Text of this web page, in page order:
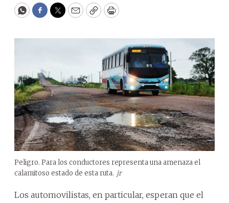
WhatsApp
Facebook
Twitter
EmailCopyPrint
Peligro. Para los conductores representa una amenaza el
calamitoso estado de esta ruta. jr
Los automovilistas, en particular, esperan que el